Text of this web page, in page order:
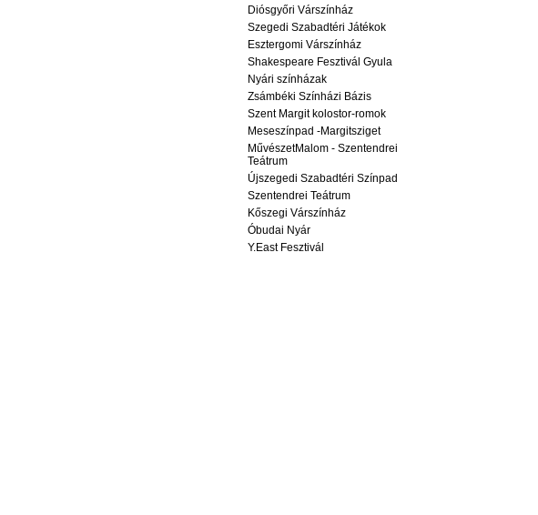
Diósgyőri Várszínház
Szegedi Szabadtéri Játékok
Esztergomi Várszínház
Shakespeare Fesztivál Gyula
Nyári színházak
Zsámbéki Színházi Bázis
Szent Margit kolostor-romok
Meseszínpad -Margitsziget
MűvészetMalom - Szentendrei
Teátrum
Újszegedi Szabadtéri Színpad
Szentendrei Teátrum
Kőszegi Várszínház
Óbudai Nyár
Y.East Fesztivál